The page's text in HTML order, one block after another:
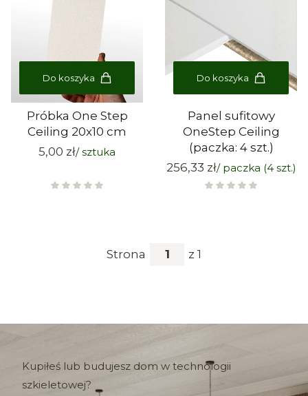
Do koszyka
Próbka One Step
Ceiling 20x10 cm
Cena
5,00 zł
Do koszyka
Panel sufitowy
OneStep Ceiling
(paczka: 4 szt.)
Cena
256,33 zł
Strona z 1
Kupiłeś lub budujesz dom w technologii
szkieletowej?